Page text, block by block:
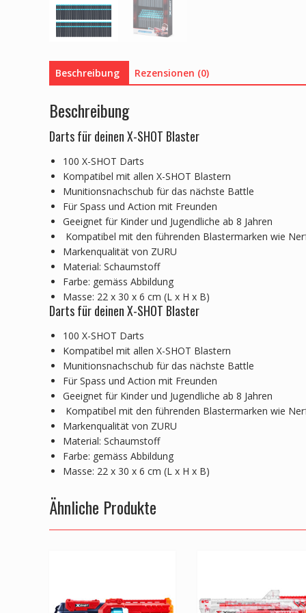
Beschreibung Rezensionen (0)
Beschreibung
Darts für deinen X-SHOT Blaster
100 X-SHOT Darts
Kompatibel mit allen X-SHOT Blastern
Munitionsnachschub für das nächste Battle
Für Spass und Action mit Freunden
Geeignet für Kinder und Jugendliche ab 8 Jahren
Kompatibel mit den führenden Blastermarken wie
Markenqualität von ZURU
Material: Schaumstoff
Farbe: gemäss Abbildung
Masse: 22 x 30 x 6 cm (L x H x B)
Darts für deinen X-SHOT Blaster
100 X-SHOT Darts
Kompatibel mit allen X-SHOT Blastern
Munitionsnachschub für das nächste Battle
Für Spass und Action mit Freunden
Geeignet für Kinder und Jugendliche ab 8 Jahren
Kompatibel mit den führenden Blastermarken wie
Markenqualität von ZURU
Material: Schaumstoff
Farbe: gemäss Abbildung
Masse: 22 x 30 x 6 cm (L x H x B)
Ähnliche Produkte